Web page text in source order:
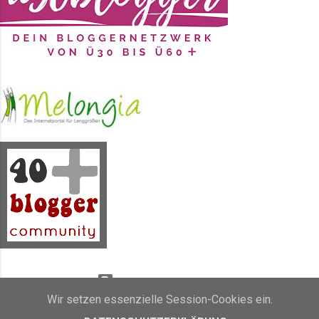
selben Ort ein paar Fotos gemacht.
Das Kleid ist wie gesagt 2017 bei
mir eingezogen. Mit der Ray Ban
und den Schlappen hattet Ihr
Vergnügen. Die runde Strohtasche
durfte übrigens 2018 bei mir
einziehen. Statementketten...
Powered by Blogger
Wir setzen essenzielle Session-Cookies ein.